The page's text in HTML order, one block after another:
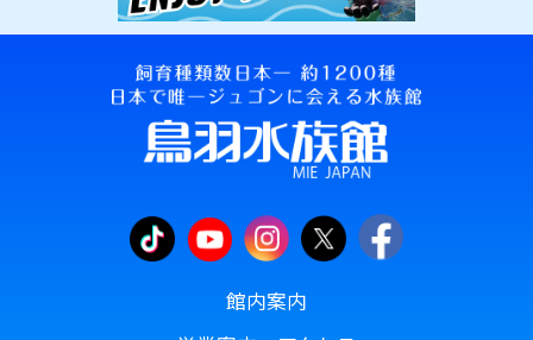
館内案内